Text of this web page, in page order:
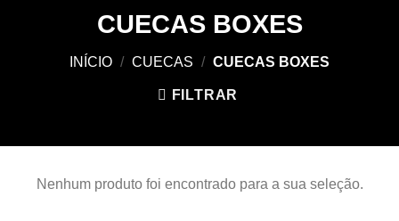
CUECAS BOXES
INÍCIO / CUECAS / CUECAS BOXES
FILTRAR
Nenhum produto foi encontrado para a sua seleção.